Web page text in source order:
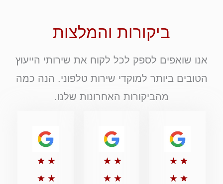
ביקורות והמלצות
אנו שואפים לספק לכל לקוח את שירותי הייעוץ
הטובים ביותר למוקדי שירות טלפוני. הנה כמה
מהביקורות האחרונות שלנו.
★
★
★
★
דירוג
5
★
★
★
★
דירוג
5
★
★
★
★
דירוג
5